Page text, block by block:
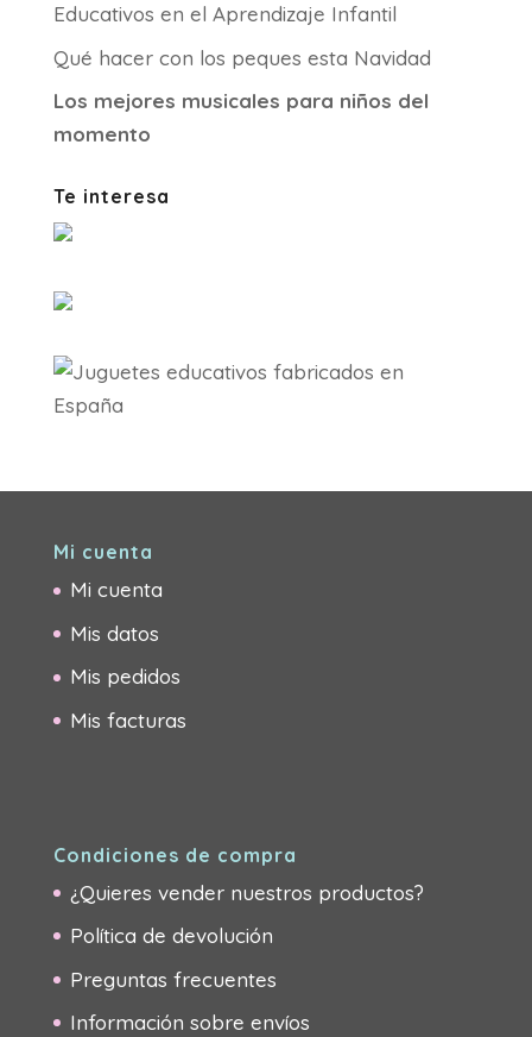
Educativos en el Aprendizaje Infantil
Qué hacer con los peques esta Navidad
Los mejores musicales para niños del
momento
Te interesa
Mi cuenta
Mi cuenta
Mis datos
Mis pedidos
Mis facturas
Condiciones de compra
¿Quieres vender nuestros productos?
Política de devolución
Preguntas frecuentes
Información sobre envíos